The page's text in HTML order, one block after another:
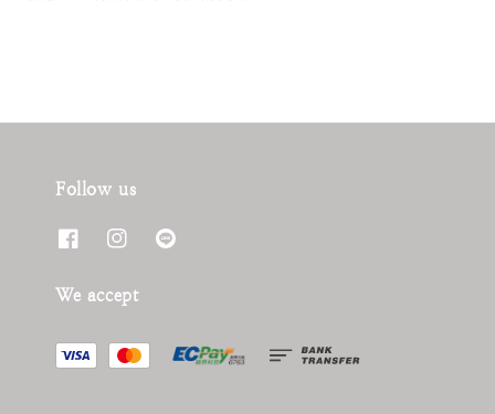
Follow us
We accept